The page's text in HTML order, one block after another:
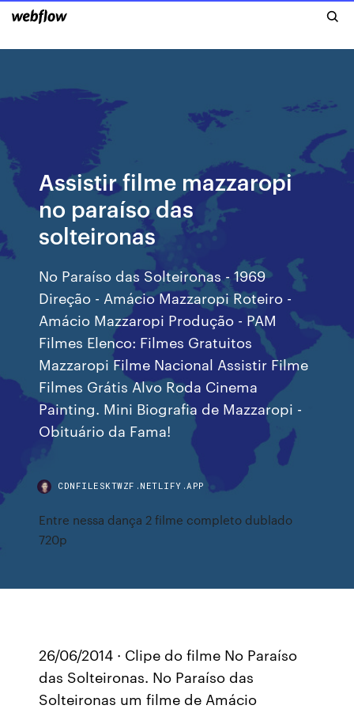
Assistir filme mazzaropi
no paraíso das
solteironas
No Paraíso das Solteironas - 1969
Direção - Amácio Mazzaropi Roteiro -
Amácio Mazzaropi Produção - PAM
Filmes Elenco: Filmes Gratuitos
Mazzaropi Filme Nacional Assistir Filme
Filmes Grátis Alvo Roda Cinema
Painting. Mini Biografia de Mazzaropi -
Obituário da Fama!
CDNFILESKTWZF.NETLIFY.APP
Entre nessa dança 2 filme completo dublado
720p
26/06/2014 · Clipe do filme No Paraíso
das Solteironas. No Paraíso das
Solteironas um filme de Amácio